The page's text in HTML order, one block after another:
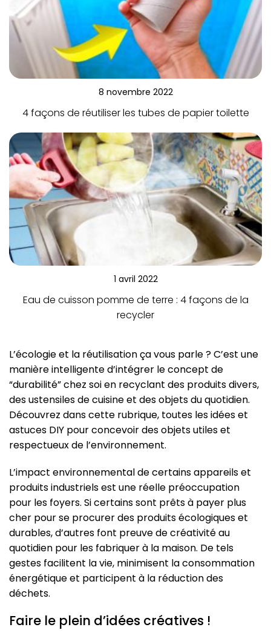
8 novembre 2022
4 façons de réutiliser les tubes de papier toilette
1 avril 2022
Eau de cuisson pomme de terre : 4 façons de la
recycler
L’écologie et la réutilisation ça vous parle ? C’est une
manière intelligente d’intégrer le concept de
“durabilité” chez soi en recyclant des produits divers,
des ustensiles de cuisine et des objets du quotidien.
Découvrez dans cette rubrique, toutes les idées et
astuces DIY pour concevoir des objets utiles et
respectueux de l’environnement.
L’impact environnemental de certains appareils et
produits industriels est une réelle préoccupation
pour les foyers. Si certains sont prêts à payer plus
cher pour se procurer des produits écologiques et
durables, d’autres font preuve de créativité au
quotidien pour les fabriquer à la maison. De tels
gestes facilitent la vie, minimisent la consommation
énergétique et participent à la réduction des
déchets.
Faire le plein d’idées créatives !